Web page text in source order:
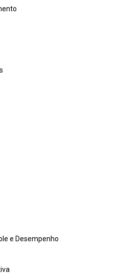
e Desempenho